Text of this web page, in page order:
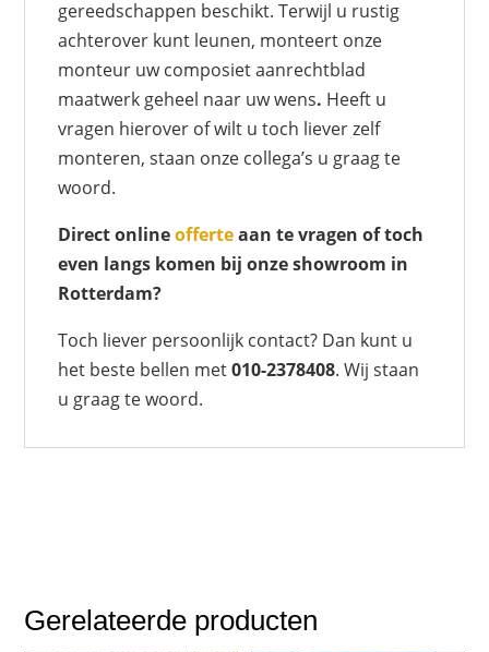
gereedschappen beschikt. Terwijl u rustig
achterover kunt leunen, monteert onze
monteur uw composiet aanrechtblad
maatwerk geheel naar uw wens. Heeft u
vragen hierover of wilt u toch liever zelf
monteren, staan onze collega’s u graag te
woord.
Direct onlineofferteaan te vragen of toch
even langs komen bij onze showroom in
Rotterdam?
Toch liever persoonlijk contact? Dan kunt u
het beste bellen met010-2378408. Wij staan
u graag te woord.
Gerelateerde producten